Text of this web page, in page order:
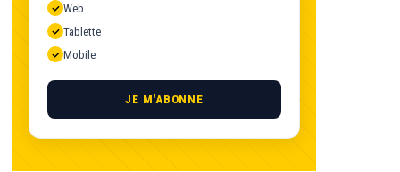
Web
Tablette
Mobile
JE M'ABONNE